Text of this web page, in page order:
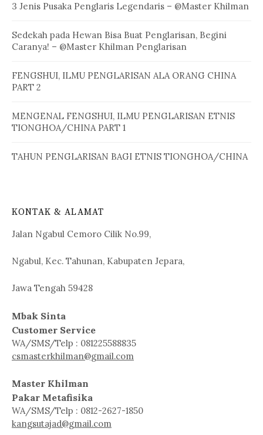
3 Jenis Pusaka Penglaris Legendaris – @Master Khilman
Sedekah pada Hewan Bisa Buat Penglarisan, Begini
Caranya! – @Master Khilman Penglarisan
FENGSHUI, ILMU PENGLARISAN ALA ORANG CHINA
PART 2
MENGENAL FENGSHUI, ILMU PENGLARISAN ETNIS
TIONGHOA/CHINA PART 1
TAHUN PENGLARISAN BAGI ETNIS TIONGHOA/CHINA
KONTAK & ALAMAT
Jalan Ngabul Cemoro Cilik No.99,
Ngabul, Kec. Tahunan, Kabupaten Jepara,
Jawa Tengah 59428
Mbak Sinta
Customer Service
WA/SMS/Telp : 081225588835
csmasterkhilman@gmail.com
Master Khilman
Pakar Metafisika
WA/SMS/Telp : 0812-2627-1850
kangsutajad@gmail.com